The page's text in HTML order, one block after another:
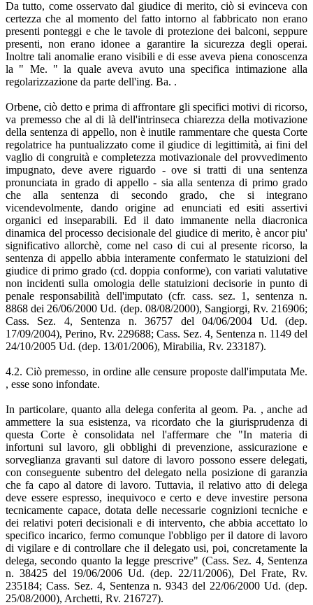
Da tutto, come osservato dal giudice di merito, ciò si evinceva con
certezza che al momento del fatto intorno al fabbricato non erano
presenti ponteggi e che le tavole di protezione dei balconi, seppure
presenti, non erano idonee a garantire la sicurezza degli operai.
Inoltre tali anomalie erano visibili e di esse aveva piena conoscenza
la " Me. " la quale aveva avuto una specifica intimazione alla
regolarizzazione da parte dell'ing. Ba. .
Orbene, ciò detto e prima di affrontare gli specifici motivi di ricorso,
va premesso che al di là dell'intrinseca chiarezza della motivazione
della sentenza di appello, non è inutile rammentare che questa Corte
regolatrice ha puntualizzato come il giudice di legittimità, ai fini del
vaglio di congruità e completezza motivazionale del provvedimento
impugnato, deve avere riguardo - ove si tratti di una sentenza
pronunciata in grado di appello - sia alla sentenza di primo grado
che alla sentenza di secondo grado, che si integrano
vicendevolmente, dando origine ad enunciati ed esiti assertivi
organici ed inseparabili. Ed il dato immanente nella diacronica
dinamica del processo decisionale del giudice di merito, è ancor piu'
significativo allorchè, come nel caso di cui al presente ricorso, la
sentenza di appello abbia interamente confermato le statuizioni del
giudice di primo grado (cd. doppia conforme), con variati valutative
non incidenti sulla omologia delle statuizioni decisorie in punto di
penale responsabilità dell'imputato (cfr. cass. sez. 1, sentenza n.
8868 dei 26/06/2000 Ud. (dep. 08/08/2000), Sangiorgi, Rv. 216906;
Cass. Sez. 4, Sentenza n. 36757 del 04/06/2004 Ud. (dep.
17/09/2004), Perino, Rv. 229688; Cass. Sez. 4, Sentenza n. 1149 del
24/10/2005 Ud. (dep. 13/01/2006), Mirabilia, Rv. 233187).
4.2. Ciò premesso, in ordine alle censure proposte dall'imputata Me.
, esse sono infondate.
In particolare, quanto alla delega conferita al geom. Pa. , anche ad
ammettere la sua esistenza, va ricordato che la giurisprudenza di
questa Corte è consolidata nel l'affermare che "In materia di
infortuni sul lavoro, gli obblighi di prevenzione, assicurazione e
sorveglianza gravanti sul datore di lavoro possono essere delegati,
con conseguente subentro del delegato nella posizione di garanzia
che fa capo al datore di lavoro. Tuttavia, il relativo atto di delega
deve essere espresso, inequivoco e certo e deve investire persona
tecnicamente capace, dotata delle necessarie cognizioni tecniche e
dei relativi poteri decisionali e di intervento, che abbia accettato lo
specifico incarico, fermo comunque l'obbligo per il datore di lavoro
di vigilare e di controllare che il delegato usi, poi, concretamente la
delega, secondo quanto la legge prescrive" (Cass. Sez. 4, Sentenza
n. 38425 del 19/06/2006 Ud. (dep. 22/11/2006), Del Frate, Rv.
235184; Cass. Sez. 4, Sentenza n. 9343 del 22/06/2000 Ud. (dep.
25/08/2000), Archetti, Rv. 216727).